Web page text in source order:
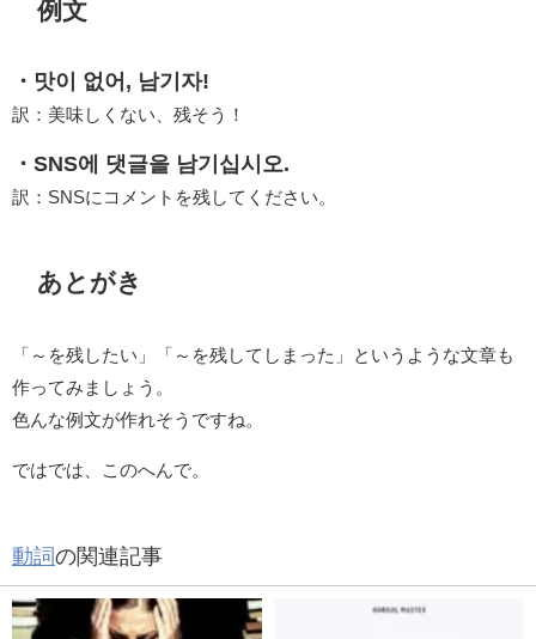
例文
・맛이 없어, 남기자!
訳：美味しくない、残そう！
・SNS에 댓글을 남기십시오.
訳：SNSにコメントを残してください。
あとがき
「～を残したい」「～を残してしまった」というような文章も
作ってみましょう。
色んな例文が作れそうですね。
ではでは、このへんで。
動詞の関連記事